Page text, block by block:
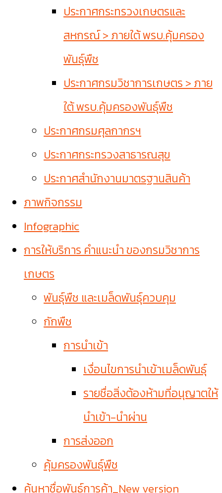
ประกาศกระทรวงเกษตรและ
สหกรณ์ > ภายใต้ พรบ.คุ้มครอง
พันธุ์พืช
ประกาศกรมวิชาการเกษตร > ภาย
ใต้ พรบ.คุ้มครองพันธุ์พืช
ประกาศกรมศุลกากรฯ
ประกาศกระทรวงสาธารณสุข
ประกาศสำนักงานมาตรฐานสินค้า
ภาพกิจกรรม
Infographic
การให้บริการ คำแนะนำ ของกรมวิชาการ
เกษตร
พันธุ์พืช และเมล็ดพันธุ์ควบคุม
กักพืช
การนำเข้า
เงื่อนไขการนำเข้าเมล็ดพันธุ์
รายชื่อสิ่งต้องห้ามที่อนุญาตให้
นำเข้า-นำผ่าน
การส่งออก
คุ้มครองพันธุ์พืช
ค้นหาชื่อพันธุ์การค้า_New version